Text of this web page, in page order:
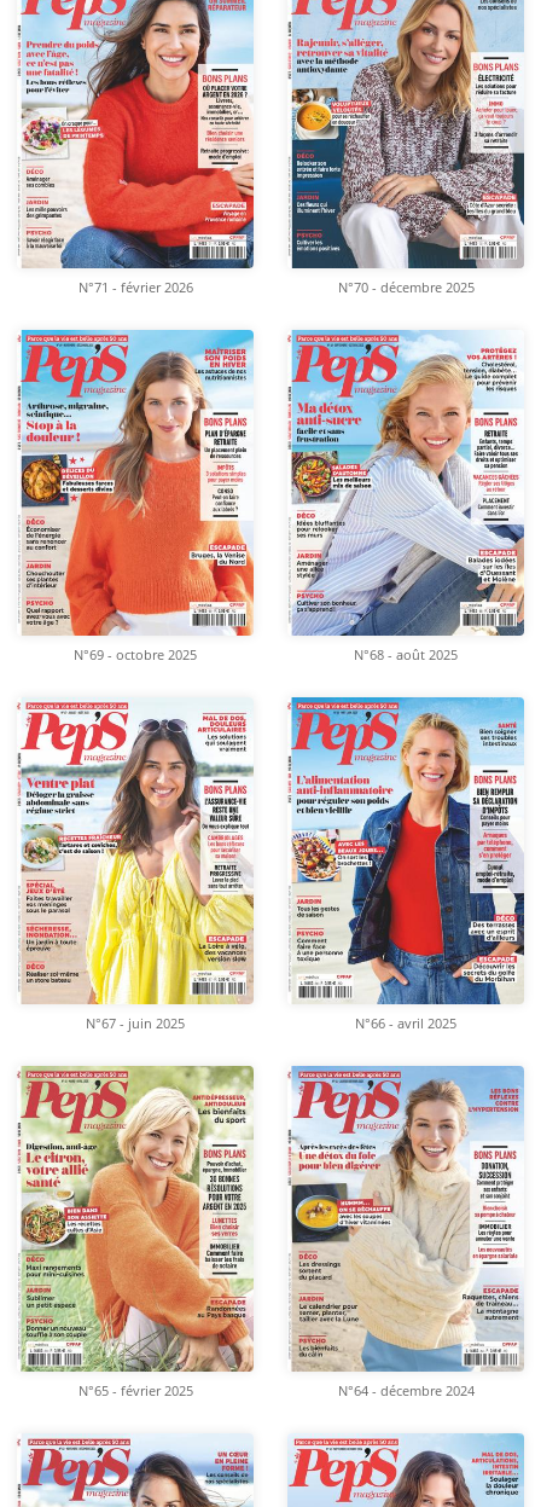
N°71 - février 2026 N°70 - décembre 2025
N°69 - octobre 2025 N°68 - août 2025
N°67 - juin 2025 N°66 - avril 2025
N°65 - février 2025 N°64 - décembre 2024